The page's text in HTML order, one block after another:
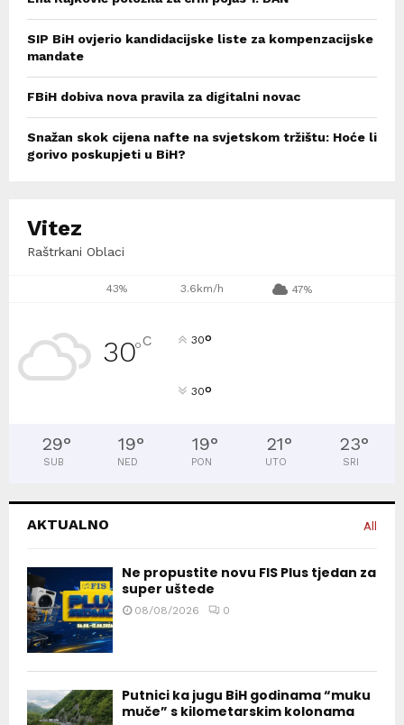
SIP BiH ovjerio kandidacijske liste za kompenzacijske
mandate
FBiH dobiva nova pravila za digitalni novac
Snažan skok cijena nafte na svjetskom tržištu: Hoće li
gorivo poskupjeti u BiH?
Vitez
Raštrkani Oblaci
43% 3.6km/h 47%
30°C 30°
30°
29°
SUB
19°
NED
19°
PON
21°
UTO
23°
SRI
AKTUALNO All
Ne propustite novu FIS Plus tjedan za
super uštede
08/08/2026 0
Putnici ka jugu BiH godinama “muku
muče” s kilometarskim kolonama